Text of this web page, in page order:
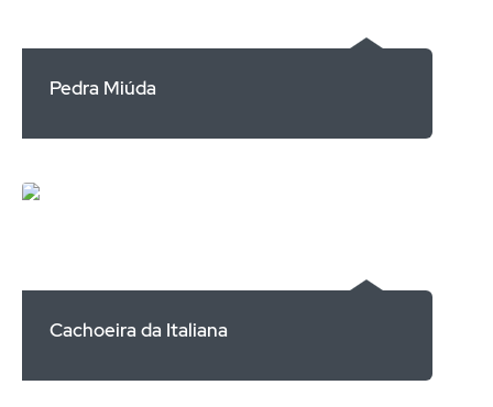
Pedra Miúda
Cachoeira da Italiana